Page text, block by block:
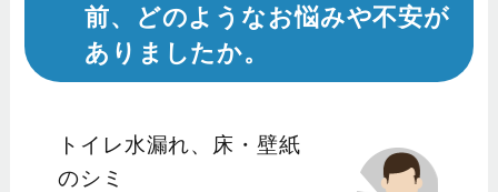
前、どのようなお悩みや不安が
ありましたか。
トイレ水漏れ、床・壁紙
のシミ